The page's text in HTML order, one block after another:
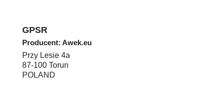
GPSR
Producent: Awek.eu
Przy Lesie 4a
87-100 Torun
POLAND